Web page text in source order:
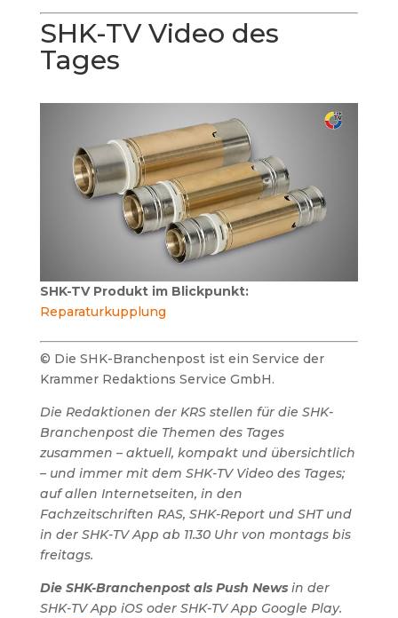
SHK-TV Video des
Tages
SHK-TV Produkt im Blickpunkt:
Reparaturkupplung
© Die SHK-Branchenpost ist ein Service der
Krammer Redaktions Service GmbH.
Die Redaktionen der KRS stellen für die SHK-
Branchenpost die Themen des Tages
zusammen – aktuell, kompakt und übersichtlich
– und immer mit dem SHK-TV Video des Tages;
auf allen Internetseiten, in den
Fachzeitschriften RAS, SHK-Report und SHT und
in der SHK-TV App ab 11.30 Uhr von montags bis
freitags.
Die SHK-Branchenpost als Push Newsin der
SHK-TV App iOS oder SHK-TV App Google Play.